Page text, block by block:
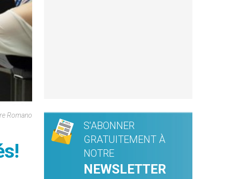
Romano
S'ABONNER
GRATUITEMENT À
NOTRE
NEWSLETTER